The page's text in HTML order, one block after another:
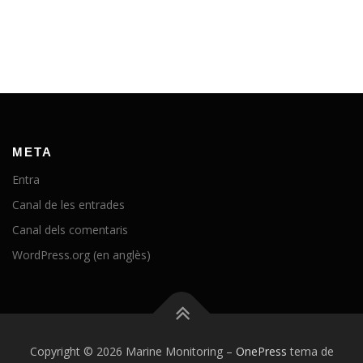
META
Entra
Canal de les entrades
Canal dels comentaris
WordPress.org (en anglès)
Copyright © 2026 Marine Monitoring – OnePress tema de